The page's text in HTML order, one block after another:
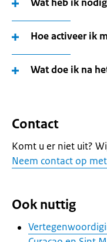
Hoe activeer ik
Wat doe ik na
Contact
Komt u er niet uit?
Neem contact op
Ook nuttig